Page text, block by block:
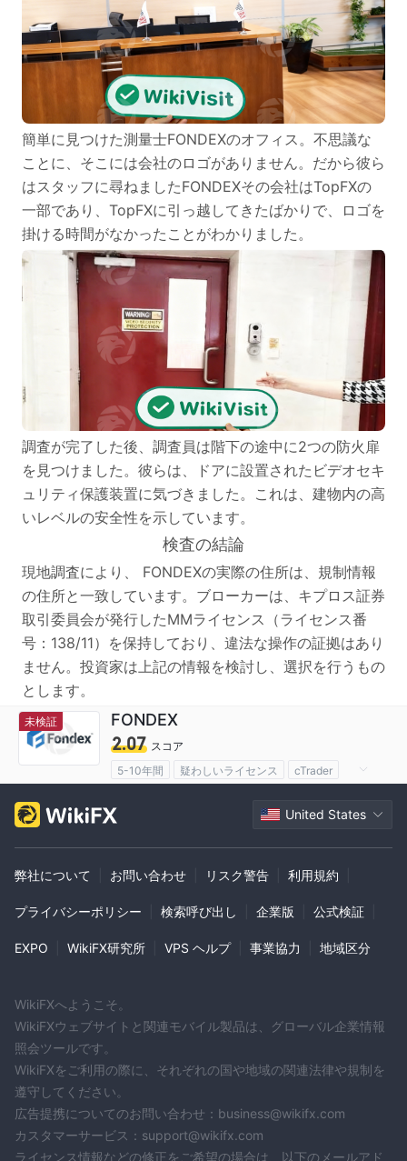
簡単に見つけた測量士FONDEXのオフィス。不思議な
ことに、そこには会社のロゴがありません。だから彼ら
はスタッフに尋ねましたFONDEXその会社はTopFXの
一部であり、TopFXに引っ越してきたばかりで、ロゴを
掛ける時間がなかったことがわかりました。
調査が完了した後、調査員は階下の途中に2つの防火扉
を見つけました。彼らは、ドアに設置されたビデオセキ
ュリティ保護装置に気づきました。これは、建物内の高
いレベルの安全性を示しています。
検査の結論
現地調査により、 FONDEXの実際の住所は、規制情報
の住所と一致しています。ブローカーは、キプロス証券
取引委員会が発行したMMライセンス（ライセンス番
号：138/11）を保持しており、違法な操作の証拠はあり
ません。投資家は上記の情報を検討し、選択を行うもの
とします。
未検証 FONDEX
2.07 スコア
5-10年間
疑わしいライセンス
cTrader
United States
弊社について お問い合わせ リスク警告 利用規約
プライバシーポリシー 検索呼び出し 企業版 公式検証
EXPO WikiFX研究所 VPS ヘルプ 事業協力 地域区分
WikiFXへようこそ。
WikiFXウェブサイトと関連モバイル製品は、グローバル企業情報
照会ツールです。
WikiFXをご利用の際に、それぞれの国や地域の関連法律や規制を
遵守してください。
広告提携についてのお問い合わせ：business@wikifx.com
カスタマーサービス：support@wikifx.com
ライセンス情報などの修正をご希望の場合は、以下のメールアド